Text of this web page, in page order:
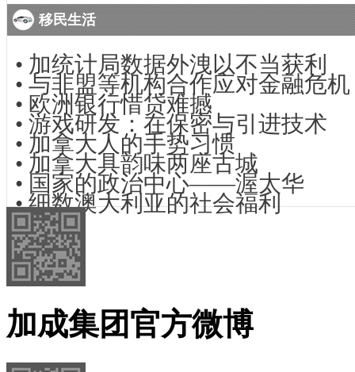
移民生活
• 加统计局数据外洩以不当获利
• 与非盟等机构合作应对金融危机
• 欧洲银行惜贷难撼
• 游戏研发：在保密与引进技术
• 加拿大人的手势习惯
• 加拿大具韵味两座古城
• 国家的政治中心——渥太华
•细数澳大利亚的社会福利
加成集团官方微博